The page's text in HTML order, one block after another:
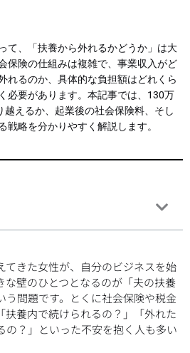
て、「扶養から外れるかどうか」は大
保険の仕組みは複雑で、事業収入がど
れるのか、具体的な負担額はどれくら
必要があります。本記事では、130万
えるか、起業後の社会保険料、そし
戦略を分かりやすく解説します。
てきた女性が、自分のビジネスを始
な壁のひとつとなるのが「夫の扶養
う問題です。とくに社会保険や税金
扶養内で続けられるの？」「外れた
の？」といった不安を抱く人も多い